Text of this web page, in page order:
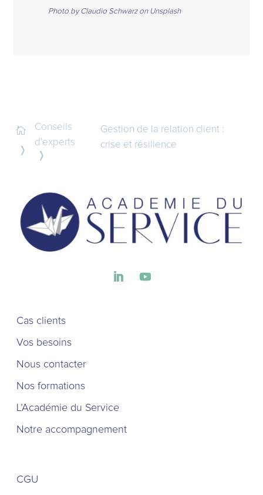
Photo by Claudio Schwarz on Unsplash

Conseils
d'experts
Gestion de la relation client :
crise et résilience
Cas clients
Vos besoins
Nous contacter
Nos formations
L’Académie du Service
Notre accompagnement
CGU